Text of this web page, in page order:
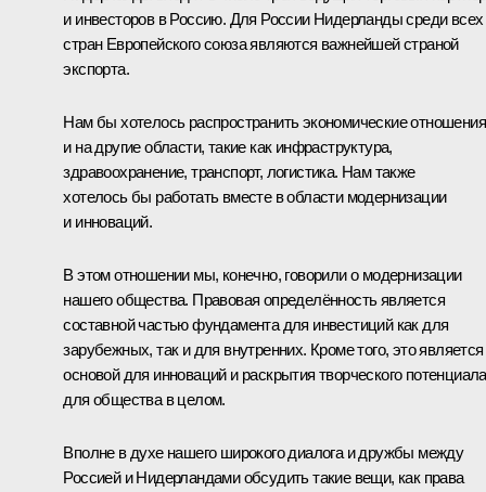
и инвесторов в Россию. Для России Нидерланды среди всех
стран Европейского союза являются важнейшей страной
экспорта.
Нам бы хотелось распространить экономические отношения
и на другие области, такие как инфраструктура,
здравоохранение, транспорт, логистика. Нам также
хотелось бы работать вместе в области модернизации
и инноваций.
В этом отношении мы, конечно, говорили о модернизации
нашего общества. Правовая определённость является
составной частью фундамента для инвестиций как для
зарубежных, так и для внутренних. Кроме того, это является
основой для инноваций и раскрытия творческого
для общества в целом.
Вполне в духе нашего широкого диалога и дружбы между
Россией и Нидерландами обсудить такие вещи, как права